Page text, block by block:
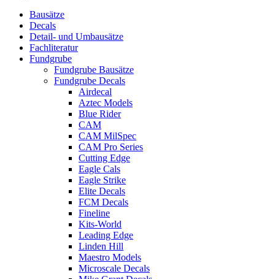
Bausätze
Decals
Detail- und Umbausätze
Fachliteratur
Fundgrube
Fundgrube Bausätze
Fundgrube Decals
Airdecal
Aztec Models
Blue Rider
CAM
CAM MilSpec
CAM Pro Series
Cutting Edge
Eagle Cals
Eagle Strike
Elite Decals
FCM Decals
Fineline
Kits-World
Leading Edge
Linden Hill
Maestro Models
Microscale Decals